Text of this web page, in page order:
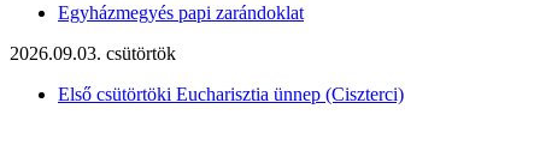
Egyházmegyés papi zarándoklat
2026.09.03. csütörtök
Első csütörtöki Eucharisztia ünnep (Ciszterci)